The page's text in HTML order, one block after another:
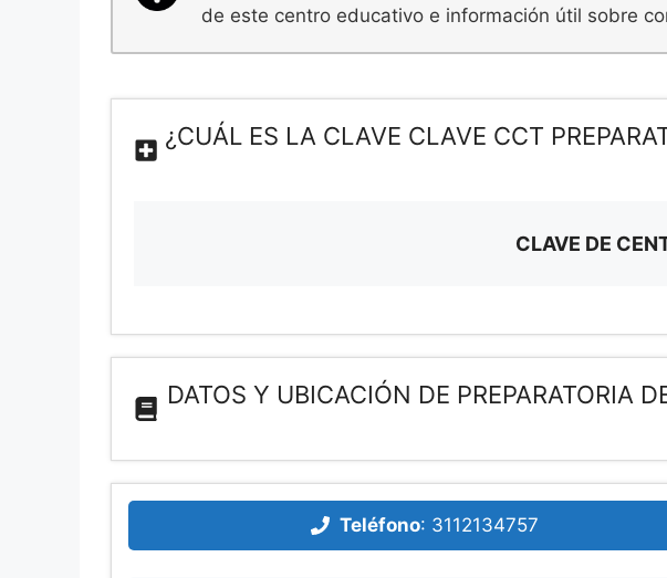
de este centro educativo e información útil sobre
¿CUÁL ES LA CLAVE CLAVE CCT
CLAVE DE
DATOS Y UBICACIÓN DE PREPARATORIA
Teléfono: 3112134757